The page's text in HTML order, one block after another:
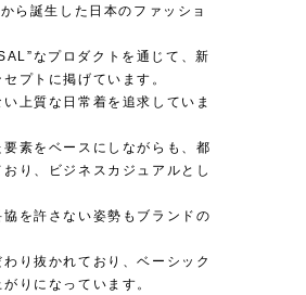
ら誕生した日本のファッショ
なプロダクトを通じて、新
プトに掲げています。
上質な日常着を追求していま
素をベースにしながらも、都
り、ビジネスカジュアルとし
を許さない姿勢もブランドの
り抜かれており、ベーシック
りになっています。